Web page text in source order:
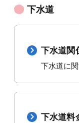
下水道
下水道関
下水道に
下水道料